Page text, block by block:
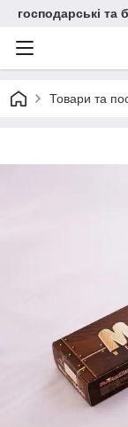
господарські та
Товари та